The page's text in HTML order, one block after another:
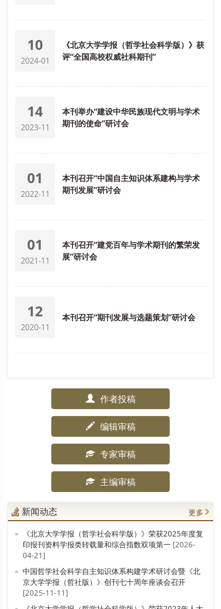
10
2024-01
《北京大学学报（哲学社会科学版）》获
评“全国高校权威社科期刊”
14
2023-11
本刊举办“建设中华民族现代文明与学术
期刊的使命”研讨会
01
2022-11
本刊召开“中国自主知识体系建构与学术
期刊发展”研讨会
01
2021-11
本刊召开“建党百年与学术期刊的繁荣发
展”研讨会
12
2020-11
本刊召开“期刊发展与选题策划”研讨会
作者投稿
编辑审稿
专家审稿
主编审稿
新闻动态 更多
《北京大学学报（哲学社会科学版）》荣获2025年度复
印报刊资料学报类转载量和综合指数双项第一 [2026-
04-21]
中国哲学社会科学自主知识体系构建学术研讨会暨《北
京大学学报（哲社版）》创刊七十周年座谈会召开
[2025-11-11]